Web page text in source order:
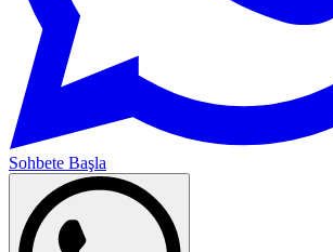
Sohbete Başla